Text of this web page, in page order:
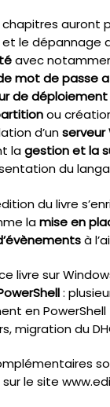
chapitres auront
le dépannage
avec
mot de passe
de déploiement
ou
d’unserveur
lagestion et la
du
du livre
lamise en
à
livre sur
:
en
migration du
le site